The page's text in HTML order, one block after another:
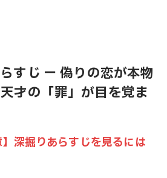
すじ ー 偽りの恋が本物
才の「罪」が目を覚ま
】深掘りあらすじを見るには